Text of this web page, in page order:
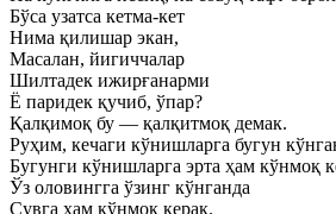
Бўса узатса кетма-кет
Нима қилишар экан,
Масалан, йигиччалар
Шилтадек ижирғанарми
Ё паридек қучиб, ўпар?
Қалқимоқ бу — қалқитмоқ демак.
Руҳим, кечаги кўнишларга бугун
Бугунги кўнишларга эрта ҳам кўнмоқ
Ўз оловингга ўзинг кўнганда
Сувга ҳам кўнмоқ керак.